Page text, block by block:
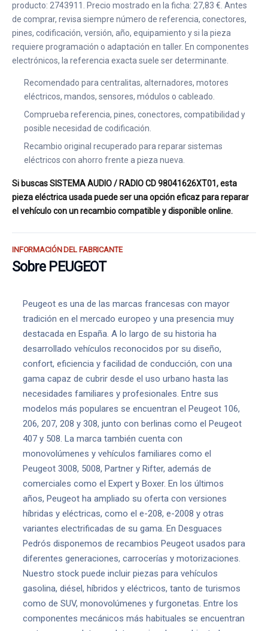
producto: 2743911. Precio mostrado en la ficha: 27,83 €. Antes
de comprar, revisa siempre número de referencia, conectores,
pines, codificación, versión, año, equipamiento y si la pieza
requiere programación o adaptación en taller. En componentes
electrónicos, la referencia exacta suele ser determinante.
Recomendado para centralitas, alternadores, motores
eléctricos, mandos, sensores, módulos o cableado.
Comprueba referencia, pines, conectores, compatibilidad y
posible necesidad de codificación.
Recambio original recuperado para reparar sistemas
eléctricos con ahorro frente a pieza nueva.
Si buscas SISTEMA AUDIO / RADIO CD 98041626XT01, esta
pieza eléctrica usada puede ser una opción eficaz para reparar
el vehículo con un recambio compatible y disponible online.
INFORMACIÓN DEL FABRICANTE
Sobre PEUGEOT
Peugeot es una de las marcas francesas con mayor
tradición en el mercado europeo y una presencia muy
destacada en España. A lo largo de su historia ha
desarrollado vehículos reconocidos por su diseño,
confort, eficiencia y facilidad de conducción, con una
gama capaz de cubrir desde el uso urbano hasta las
necesidades familiares y profesionales. Entre sus
modelos más populares se encuentran el Peugeot 106,
206, 207, 208 y 308, junto con berlinas como el Peugeot
407 y 508. La marca también cuenta con
monovolúmenes y vehículos familiares como el
Peugeot 3008, 5008, Partner y Rifter, además de
comerciales como el Expert y Boxer. En los últimos
años, Peugeot ha ampliado su oferta con versiones
híbridas y eléctricas, como el e-208, e-2008 y otras
variantes electrificadas de su gama. En Desguaces
Pedrós disponemos de recambios Peugeot usados para
diferentes generaciones, carrocerías y motorizaciones.
Nuestro stock puede incluir piezas para vehículos
gasolina, diésel, híbridos y eléctricos, tanto de turismos
como de SUV, monovolúmenes y furgonetas. Entre los
componentes mecánicos más habituales se encuentran